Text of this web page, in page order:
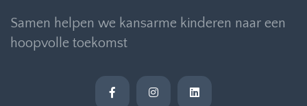
Samen helpen we kansarme kinderen naar een
hoopvolle toekomst